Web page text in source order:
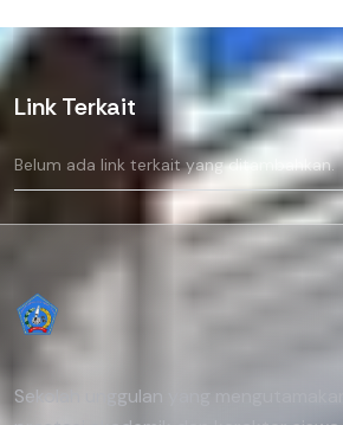
Link Terkait
Belum ada link terkait yang ditambahkan.
Sekolah unggulan yang mengutamakan